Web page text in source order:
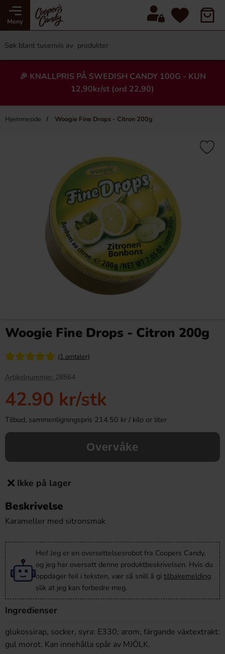
Meny
🎉 KNALLPRIS PÅ SWEDISH CANDY 100G - KUN
12,90kr/st (ord 22,90)
Hjemmeside Woogie Fine Drops - Citron 200g
Heading
×
Aranicia 33cl
påse 125g
Woogie Fine Drops - Citron 200g
(1 omtaler)
Artikelnummer: 28564
42.90 kr/stk
Tilbud, sammenligningspris 214.50 kr / kilo or liter
Overvåke
Ikke på lager
Beskrivelse
Karameller med sitronsmak
Hei! Jeg er en oversettelsesrobot fra Coopers Candy,
og jeg har oversatt denne produktbeskrivelsen. Hvis du
oppdager feil i teksten, vær så snill å gi tilbakemelding
slik at jeg kan forbedre meg.
Ingredienser
glukossirap, socker, syra: E330; arom, färgande växtextrakt:
gul morot. Kan innehålla spår av MJÖLK.